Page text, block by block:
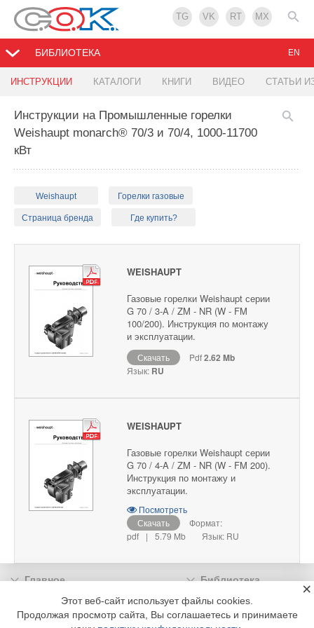
TG VK RT MX
БИБЛИОТЕКА
ИНСТРУКЦИИ КАТАЛОГИ КНИГИ ВИДЕО СТАТЬИ
EN
Инструкции на Промышленные горелки
Weishaupt monarch® 70/3 и 70/4, 1000-11700
кВт
Weishaupt Горелки газовые
Страница бренда Где купить?
WEISHAUPT
Газовые горелки Weishaupt серии
G 70 / 3-A / ZM - NR (W - FM
100/200). Инструкция по монтажу
и эксплуатации.
Скачать Pdf2.62 Mb
Язык: RU
WEISHAUPT
Газовые горелки Weishaupt серии
G 70 / 4-A / ZM - NR (W - FM 200).
Инструкция по монтажу и
эксплуатации.
Посмотреть
Скачать
Формат:
pdf
| 5.79 Mb Язык: RU
Главное
Библиотека
Подписка
Реклама
Информация
Этот веб-сайт использует файлы cookies.
Продолжая просмотр сайта, Вы соглашаетесь и принимаете
×